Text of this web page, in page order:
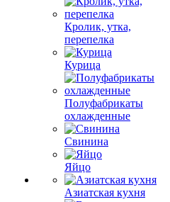
Кролик, утка,
перепелка
Курица
Полуфабрикаты
охлажденные
Свинина
Яйцо
Азиатская кухня